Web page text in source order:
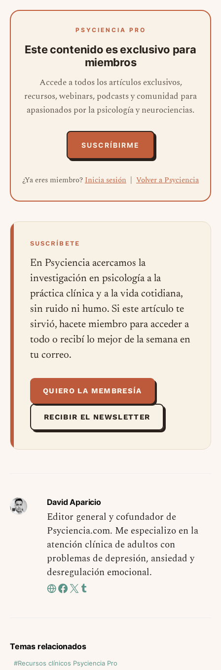
PSYCIENCIA PRO
Este contenido es exclusivo para
miembros
Accede a todos los artículos exclusivos,
recursos, webinars, podcasts y comunidad para
apasionados por la psicología y neurociencias.
SUSCRÍBIRME
¿Ya eres miembro?Inicia sesión | Volver a Psyciencia
SUSCRÍBETE
En Psyciencia acercamos la
investigación en psicología a la
práctica clínica y a la vida cotidiana,
sin ruido ni humo. Si este artículo te
sirvió, hacete miembro para acceder a
todo o recibí lo mejor de la semana en
tu correo.
QUIERO LA MEMBRESÍA
RECIBIR EL NEWSLETTER
David Aparicio
Editor general y cofundador de
Psyciencia.com. Me especializo en la
atención clínica de adultos con
problemas de depresión, ansiedad y
desregulación emocional.
Temas relacionados
Recursos clínicos Psyciencia Pro